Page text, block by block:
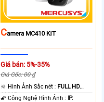
CAmera MC410 KIT
Giá bán: 5%-35%
Giá Gốc: 00 ₫
🔆 Hình Ảnh Sắc nét : FULL HD
1080P .
🌠 Công Nghệ Hình Ảnh : IP.